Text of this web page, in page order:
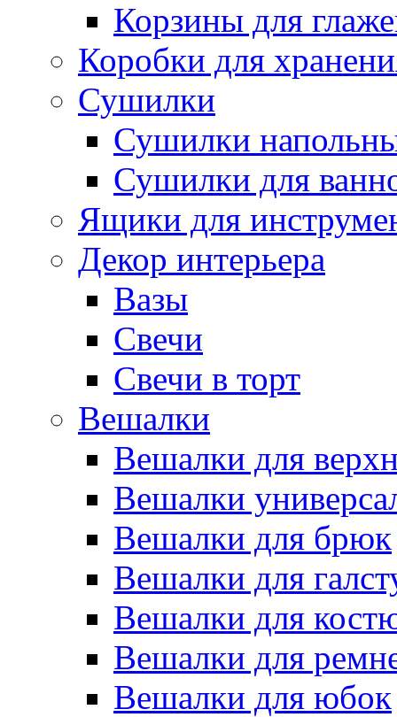
Корзины для
Коробки для
Сушилки
Сушилки
Сушилки для
Ящики для
Декор интерьера
Вазы
Свечи
Свечи в торт
Вешалки
Вешалки для
Вешалки
Вешалки для брюк
Вешалки для
Вешалки для
Вешалки для
Вешалки для юбок